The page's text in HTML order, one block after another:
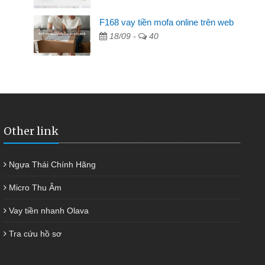
ai cho vay. Trong khi
trong 1-2 ngày tôi trả
thời và nhanh chóng
F168 vay tiền mofa online trên web
18/09 - 40
Other link
Ngựa Thái Chính Hãng
Micro Thu Âm
Vay tiền nhanh Olava
Tra cứu hồ sơ